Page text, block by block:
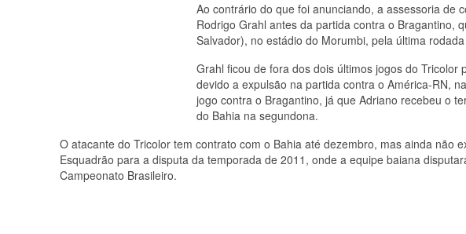
Ao contrário do que foi anunciando, a assessoria de
Rodrigo Grahl antes da partida contra o Bragantino,
Salvador), no estádio do Morumbi, pela última
Grahl ficou de fora dos dois últimos jogos do
devido a expulsão na partida contra o América-RN,
jogo contra o Bragantino, já que Adriano recebeu o
do Bahia na segundona.
O atacante do Tricolor tem contrato com o Bahia até dezembro, mas ainda não
Esquadrão para a disputa da temporada de 2011, onde a equipe baiana
Campeonato Brasileiro.